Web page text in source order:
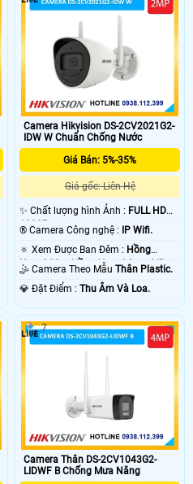
Camera Hikvision DS-2CV2021G2-
IDW W Chuẩn Chống Nước
Giá Bán: 5%-35%
Giá gốc: Liên Hệ
✨ Chất lượng hình Ảnh : FULL HD
1080P .
®️ Camera Công nghệ : IP Wifi.
🔅 Xem Được Ban Đêm : Hồng
Ngoại 30m Hồng Ngoại Smart IR.
🤹 Camera Theo MẫuThân Plastic.
️💎 Đặt Điểm :Thu Âm Và Loa.
Camera Thân DS-2CV1043G2-
LIDWF B Chống Mưa Năng
7